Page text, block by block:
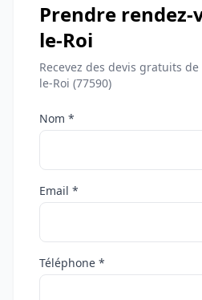
Prendre rendez-
le-Roi
Recevez des devis gratuits
le-Roi (77590)
Nom *
Email *
Téléphone *